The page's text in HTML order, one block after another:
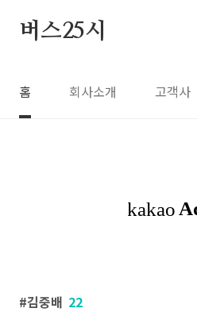
버스25시
홈 회사소개 고객사
김중배 22